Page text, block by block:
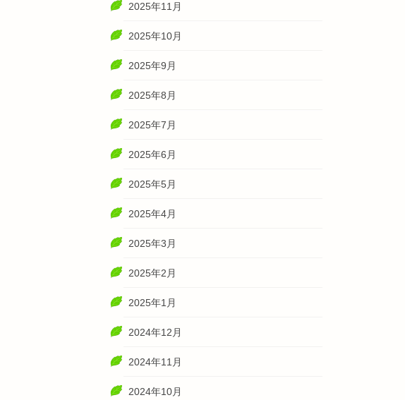
2025年11月
2025年10月
2025年9月
2025年8月
2025年7月
2025年6月
2025年5月
2025年4月
2025年3月
2025年2月
2025年1月
2024年12月
2024年11月
2024年10月